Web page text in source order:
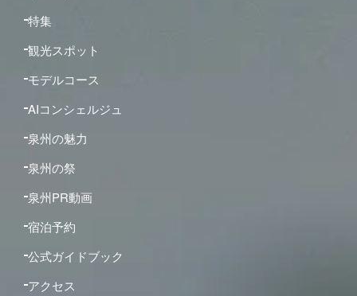
特集
観光スポット
モデルコース
AIコンシェルジュ
泉州の魅力
泉州の祭
泉州PR動画
宿泊予約
公式ガイドブック
アクセス